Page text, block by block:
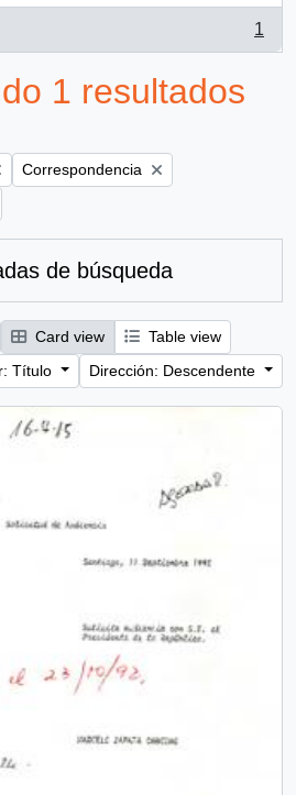
1
1 resultados
Remove filter:
Correspondencia
de búsqueda
Card view
Table view
Título
Dirección: Descendente